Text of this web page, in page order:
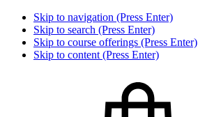
Skip to navigation (Press Enter)
Skip to search (Press Enter)
Skip to course offerings (Press Enter)
Skip to content (Press Enter)